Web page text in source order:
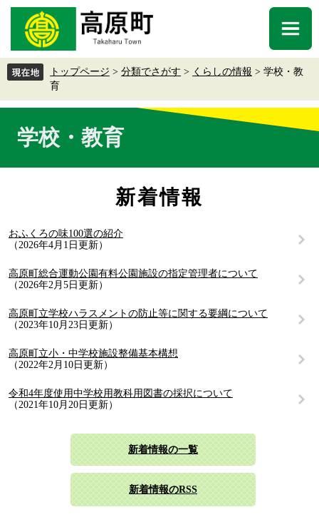
先
頭
を
飛
ニ
ュ
ー
トップページ > 分類でさがす > くらしの情報 > 学校・教
育
学校・教育
新着情報
おふくろの味100選の紹介
2026年4月1日更新
高原町総合運動公園有料公園施設の指定管理者について
2026年2月5日更新
高原町立学校ハラスメントの防止等に関する要綱について
2023年10月23日更新
高原町立小・中学校施設整備基本構想
2022年2月10日更新
令和4年度使用中学校用教科用図書の採択について
2021年10月20日更新
新着情報の一覧
新着情報のRSS